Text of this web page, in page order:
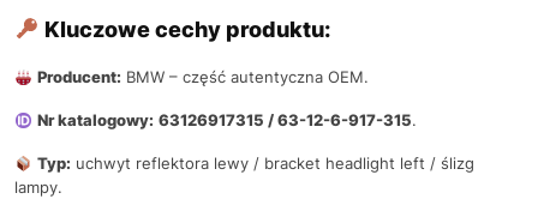
Kluczowe cechy produktu:
Producent: BMW – część autentyczna OEM.
Nr katalogowy: 63126917315 / 63-12-6-917-315.
Typ: uchwyt reflektora lewy / bracket headlight left / ślizg
lampy.